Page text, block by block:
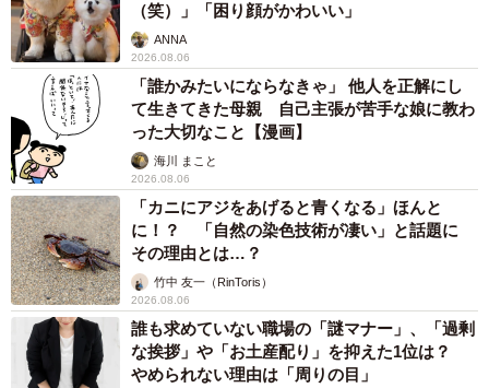
（笑）」「困り顔がかわいい」
ANNA
2026.08.06
「誰かみたいにならなきゃ」 他人を正解にし
て生きてきた母親 自己主張が苦手な娘に教わ
った大切なこと【漫画】
海川 まこと
2026.08.06
「カニにアジをあげると青くなる」ほんと
に！？ 「自然の染色技術が凄い」と話題に
その理由とは…？
竹中 友一（RinToris）
2026.08.06
誰も求めていない職場の「謎マナー」、「過剰
な挨拶」や「お土産配り」を抑えた1位は？
やめられない理由は「周りの目」